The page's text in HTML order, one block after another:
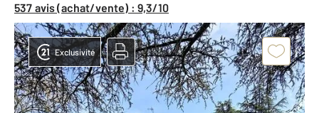
537 avis (achat/vente) : 9,3/10
Exclusivité